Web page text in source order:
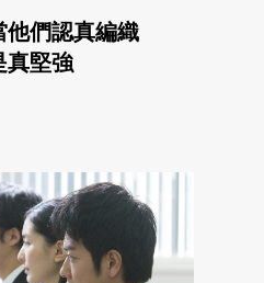
他們認真編織
真堅強